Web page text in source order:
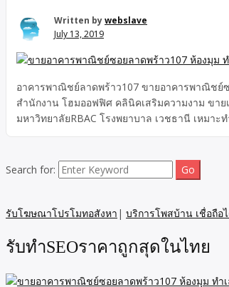
Written bywebslave
July 13, 2019
อาคารพาณิชย์ลาดพร้าว107 ขายอาคารพาณิชย์
สำนักงาน โฮมออฟฟิศ คลินิคเสริมความงาม ขา
มหาวิทยาลัยRBAC โรงพยาบาล เวชธานี เหม
Search for:
รับโฆษณาโปรโมทอสังหา | บริการโพสบ้าน เชื่อถือ
รับทำSEOราคาถูกสุดในไทย